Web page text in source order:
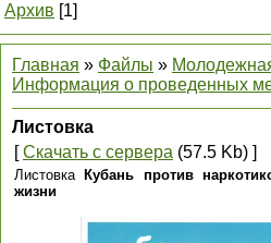
Архив [1]
Главная » Файлы »
Информация о проведенных
Листовка
[Скачать с сервера (57.5 Kb) ]
Листовка Кубань против
жизни